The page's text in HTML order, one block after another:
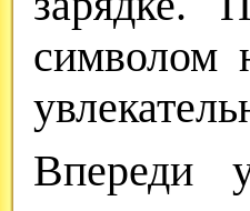
символом
Впереди